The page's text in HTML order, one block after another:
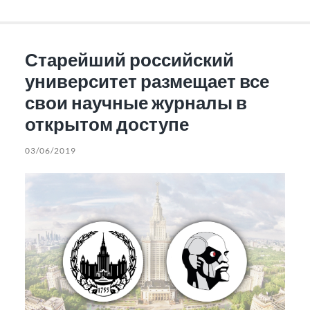
Старейший российский
университет размещает все
свои научные журналы в
открытом доступе
03/06/2019